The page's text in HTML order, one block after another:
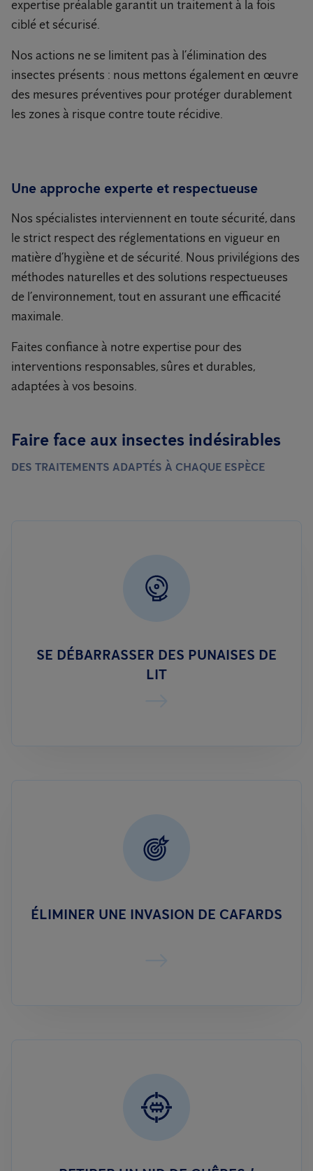
expertise préalable garantit un traitement à la fois
ciblé et sécurisé.
Nos actions ne se limitent pas à l’élimination des
insectes présents : nous mettons également en œuvre
des mesures préventives pour protéger durablement
les zones à risque contre toute récidive.
Une approche experte et respectueuse
Nos spécialistes interviennent en toute sécurité, dans
le strict respect des réglementations en vigueur en
matière d’hygiène et de sécurité. Nous privilégions des
méthodes naturelles et des solutions respectueuses
de l’environnement, tout en assurant une efficacité
maximale.
Faites confiance à notre expertise pour des
interventions responsables, sûres et durables,
adaptées à vos besoins.
Faire face aux insectes indésirables
DES TRAITEMENTS ADAPTÉS À CHAQUE ESPÈCE
SE DÉBARRASSER DES PUNAISES DE
LIT
ÉLIMINER UNE INVASION DE CAFARDS